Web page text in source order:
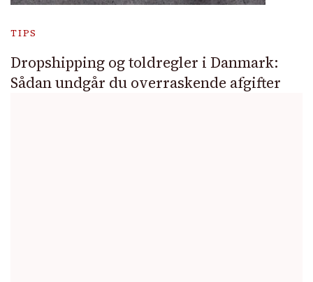
TIPS
Dropshipping og toldregler i Danmark:
Sådan undgår du overraskende afgifter